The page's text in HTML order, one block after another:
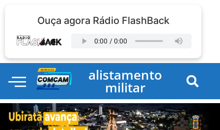
Ouça agora Rádio FlashBack
alistamento
militar